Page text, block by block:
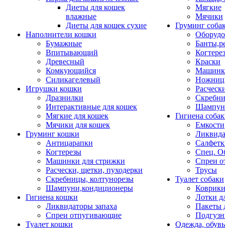
Диеты для кошек
влажные
Диеты для кошек сухие
Наполнители кошки
Бумажные
Впитывающий
Древесный
Комкующийся
Силикагелевый
Игрушки кошки
Дразнилки
Интерактивные для кошек
Мягкие для кошек
Мячики для кошек
Груминг кошки
Антицарапки
Когтерезы
Машинки для стрижки
Расчески, щетки, пуходерки
Скребницы, колтунорезы
Шампуни,кондиционеры
Гигиена кошки
Ликвидаторы запаха
Спреи отпугивающие
Туалет кошки
Мягкие
Мячики
Груминг
Краски
Гигиена
Емкости
Спец.
Спреи
Трусы
Туалет собаки
Коврики
Лотки
Пакеты
Одежда, обувь